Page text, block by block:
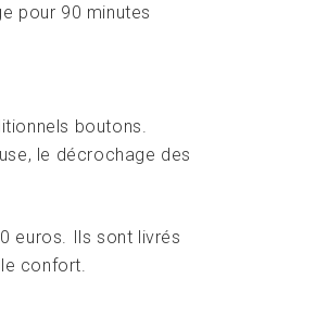
pour 90 minutes
boutons.
le décrochage des
euros. Ils sont livrés
confort.